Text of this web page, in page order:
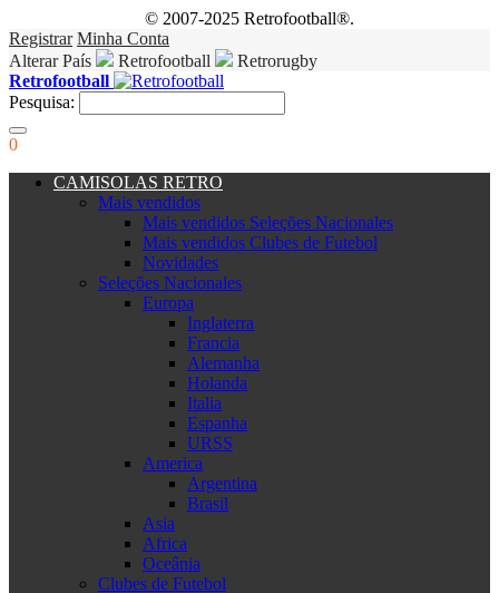
© 2007-2025 Retrofootball®.
Registrar Minha Conta
Alterar País
Retrofootball
Retrorugby
Retrofootball
Pesquisa:
0
CAMISOLAS RETRO
Mais vendidos
Mais vendidos Seleções Nacionales
Mais vendidos Clubes de Futebol
Novidades
Seleções Nacionales
Europa
Inglaterra
Francia
Alemanha
Holanda
Italia
Espanha
URSS
America
Argentina
Brasil
Asia
Africa
Oceânia
Clubes de Futebol